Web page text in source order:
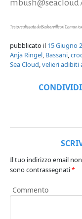
Testo realizzato da Baskerville srl
pubblicato il 15 Giugno
Anja Ringel, Bassani,
Sea Cloud,velieri adibiti
Il tuo indirizzo email
sono contrassegnati*
Commento